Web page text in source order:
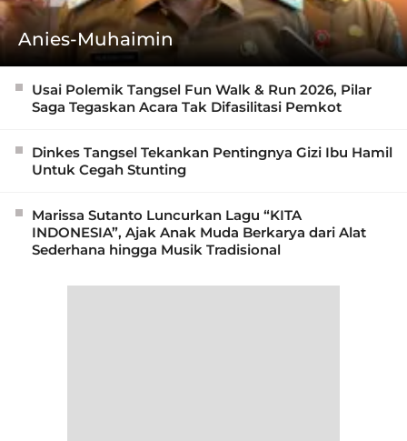
Anies-Muhaimin
Usai Polemik Tangsel Fun Walk & Run 2026, Pilar
Saga Tegaskan Acara Tak Difasilitasi Pemkot
Dinkes Tangsel Tekankan Pentingnya Gizi Ibu Hamil
Untuk Cegah Stunting
Marissa Sutanto Luncurkan Lagu “KITA
INDONESIA”, Ajak Anak Muda Berkarya dari Alat
Sederhana hingga Musik Tradisional